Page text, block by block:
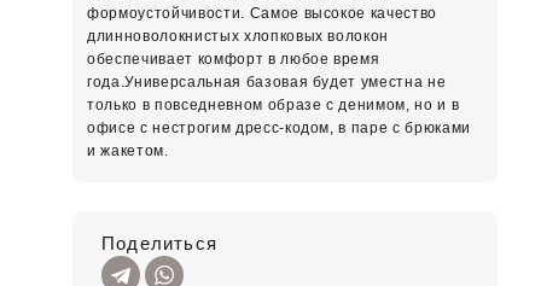
формоустойчивости. Самое высокое качество
длинноволокнистых хлопковых волокон
обеспечивает комфорт в любое время
года.Универсальная базовая будет уместна не
только в повседневном образе с денимом, но и в
офисе с нестрогим дресс-кодом, в паре с брюками
и жакетом.
Поделиться